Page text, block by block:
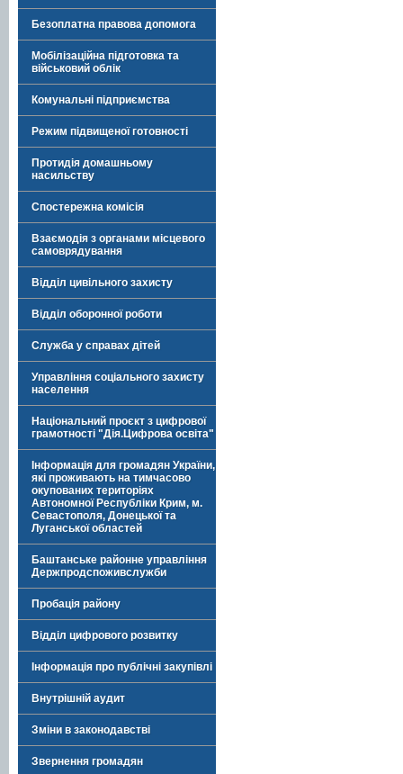
Безоплатна правова допомога
Мобілізаційна підготовка та
військовий облік
Комунальні підприємства
Режим підвищеної готовності
Протидія домашньому
насильству
Спостережна комісія
Взаємодія з органами місцевого
самоврядування
Відділ цивільного захисту
Відділ оборонної роботи
Служба у справах дітей
Управління соціального захисту
населення
Національний проєкт з цифрової
грамотності "Дія.Цифрова освіта"
Інформація для громадян України,
які проживають на тимчасово
окупованих територіях
Автономної Республіки Крим, м.
Севастополя, Донецької та
Луганської областей
Баштанське районне управління
Держпродспоживслужби
Пробація району
Відділ цифрового розвитку
Інформація про публічні закупівлі
Внутрішній аудит
Зміни в законодавстві
Звернення громадян